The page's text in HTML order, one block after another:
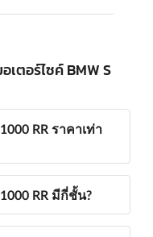
ตอร์ไซค์ BMW S
RR ราคาเท่า
RR มีกี่ชั้น?